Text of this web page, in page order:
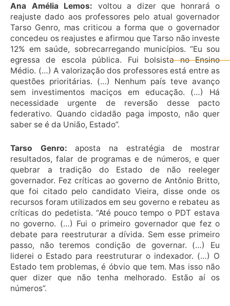
Ana Amélia Lemos: voltou a dizer que honrará o
reajuste dado aos professores pelo atual governador
Tarso Genro, mas criticou a forma que o governador
concedeu os reajustes e afirmou que Tarso não investe
12% em saúde, sobrecarregando municípios. “Eu sou
egressa de escola pública. Fui bolsista no Ensino
Médio. (…) A valorização dos professores está entre as
questões prioritárias. (…) Nenhum país teve avanço
sem investimentos maciços em educação. (…) Há
necessidade urgente de reversão desse pacto
federativo. Quando cidadão paga imposto, não quer
saber se é da União, Estado”.
Tarso Genro: aposta na estratégia de mostrar
resultados, falar de programas e de números, e quer
quebrar a tradição do Estado de não reeleger
governador. Fez críticas ao governo de Antônio Britto,
que foi citado pelo candidato Vieira, disse onde os
recursos foram utilizados em seu governo e rebateu as
críticas do pedetista. “Até pouco tempo o PDT estava
no governo. (…) Fui o primeiro governador que fez o
debate para reestruturar a dívida. Sem esse primeiro
passo, não teremos condição de governar. (…) Eu
liderei o Estado para reestruturar o indexador. (…) O
Estado tem problemas, é óbvio que tem. Mas isso não
quer dizer que não tenha melhorado. Estão aí os
números”.